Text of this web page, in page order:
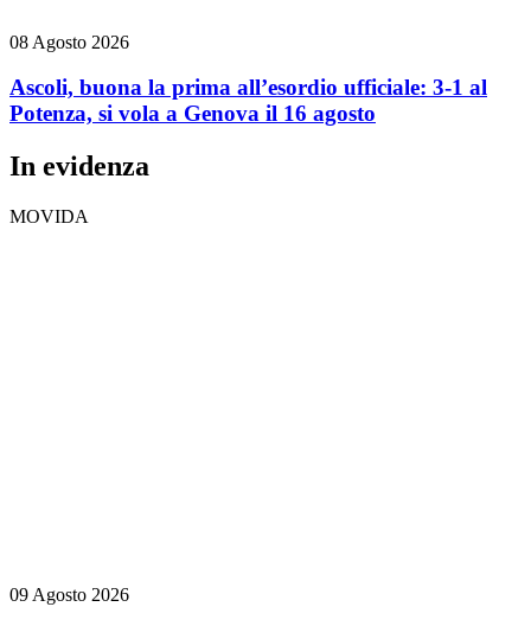
08 Agosto 2026
Ascoli, buona la prima all’esordio ufficiale: 3-1 al
Potenza, si vola a Genova il 16 agosto
In evidenza
MOVIDA
09 Agosto 2026